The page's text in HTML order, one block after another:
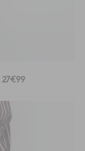
27€99